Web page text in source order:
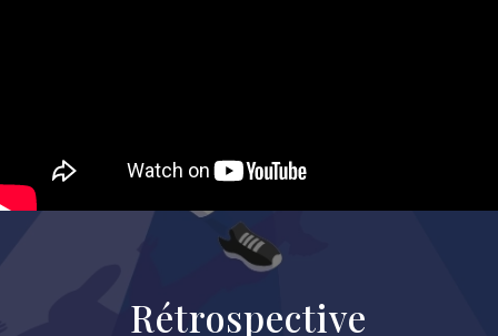
Rétrospective